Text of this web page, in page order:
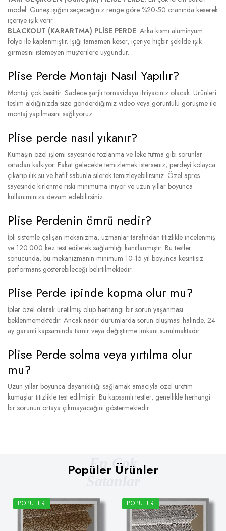
model. Güneş ışığını seçeceğiniz renge göre %20-50 oranında keserek
içeriye ışık verir.
BLACKOUT (KARARTMA) PLİSE PERDE: Arka kısmı alüminyum
folyo ile kaplanmıştır. Işığı tamamen keser, içeriye hiçbir şekilde ışık
girmesini istemeyen müşterilere uygundur.
Plise Perde Montajı Nasıl Yapılır?
Montajı çok basittir. Sadece şarjlı tornavidaya ihtiyacınız olacak. Ürünleri
teslim aldığınızda size gönderdiğimiz video veya görüntülü görüşme ile
montaj yapılmasını sağlıyoruz.
Plise perde nasıl yıkanır?
Kumaşın özel işlemi sayesinde tozlanma ve leke tutma gibi sorunlar
ortadan kalkıyor. Fakat gelecekte temizlemek isterseniz, perdeyi kolayca
çıkarıp ılık su ve hafif sabunla silerek temizleyebilirsiniz. Özel apres
sayesinde kirlenme riski minimuma iniyor ve uzun yıllar boyunca
kullanımınıza devam edebilirsiniz.
Plise Perdenin ömrü nedir?
İpli sistemle çalışan mekanizma, uzmanlar tarafından titizlikle incelenmiş
ve 120.000 kez test edilerek sağlamlığı kanıtlanmıştır. Bu testler
sonucunda, bu mekanizmanın minimum 10-15 yıl boyunca kesintisiz
performans gösterebileceği belirtilmektedir.
Plise Perde ipinde kopma olur mu?
İpler özel olarak üretilmiş olup herhangi bir sorun yaşanması
beklenmemektedir. Ancak nadir durumlarda sorun oluşması halinde, 24
ay garanti kapsamında tamir veya değiştirme imkanı sunulmaktadır.
Plise Perde solma veya yırtılma olur
mu?
Uzun yıllar boyunca dayanıklılığı sağlamak amacıyla özel üretim
kumaşlar titizlikle test edilmiştir. Bu kapsamlı testler, genellikle herhangi
bir sorunun ortaya çıkmayacağını göstermektedir.
En Çok
Popüler Ürünler
POPÜLER POPÜLER